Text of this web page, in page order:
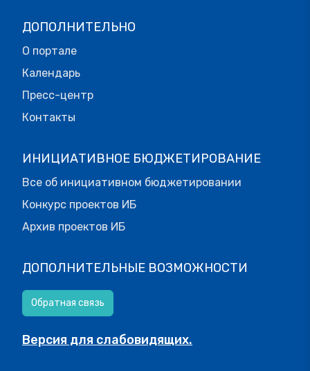
ДОПОЛНИТЕЛЬНО
О портале
Календарь
Пресс-центр
Контакты
ИНИЦИАТИВНОЕ БЮДЖЕТИРОВАНИЕ
Все об инициативном бюджетировании
Конкурс проектов ИБ
Архив проектов ИБ
ДОПОЛНИТЕЛЬНЫЕ ВОЗМОЖНОСТИ
Обратная связь
Версия для слабовидящих.